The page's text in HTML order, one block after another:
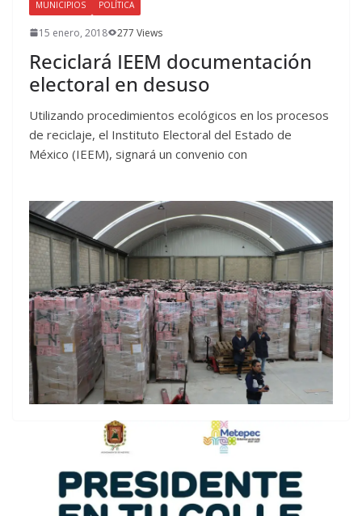
MUNICIPIOS POLÍTICA
15 enero, 2018 277 Views
Reciclará IEEM documentación
electoral en desuso
Utilizando procedimientos ecológicos en los procesos
de reciclaje, el Instituto Electoral del Estado de
México (IEEM), signará un convenio con